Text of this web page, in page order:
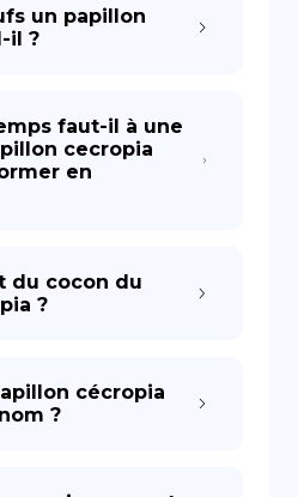
un papillon
il ?
faut-il à une
cecropia
en
du cocon du
?
cécropia
?